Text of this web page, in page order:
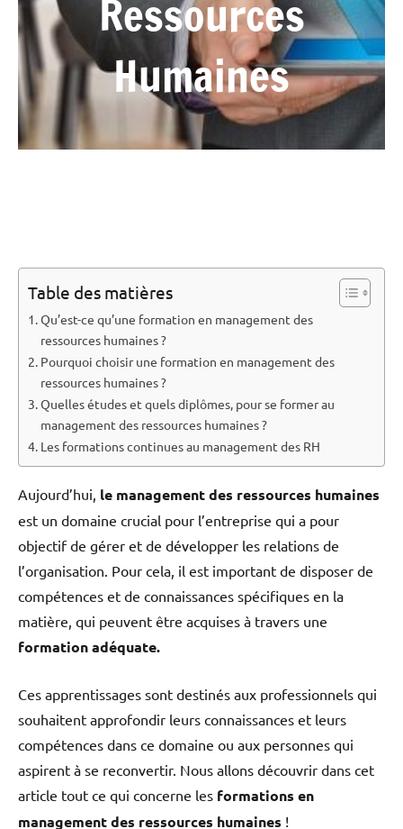
Ressources
Humaines
Table des matières
Qu’est-ce qu’une formation en management des
ressources humaines ?
Pourquoi choisir une formation en management des
ressources humaines ?
Quelles études et quels diplômes, pour se former au
management des ressources humaines ?
Les formations continues au management des RH
Aujourd’hui, le management des ressources humaines
est un domaine crucial pour l’entreprise qui a pour
objectif de gérer et de développer les relations de
l’organisation. Pour cela, il est important de disposer de
compétences et de connaissances spécifiques en la
matière, qui peuvent être acquises à travers une
formation adéquate.
Ces apprentissages sont destinés aux professionnels qui
souhaitent approfondir leurs connaissances et leurs
compétences dans ce domaine ou aux personnes qui
aspirent à se reconvertir. Nous allons découvrir dans cet
article tout ce qui concerne les formations en
management des ressources humaines !